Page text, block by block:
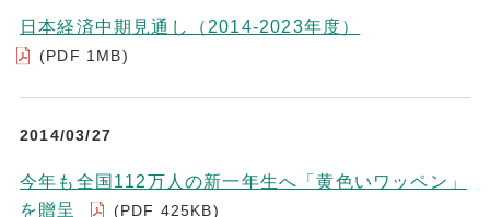
日本経済中期見通し（2014-2023年度）
(PDF 1MB)
2014/03/27
今年も全国112万人の新一年生へ「黄色いワッペン」
を贈呈
(PDF 425KB)